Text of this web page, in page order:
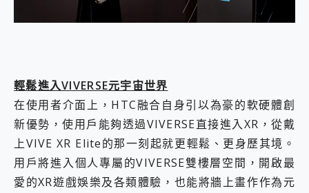
輕鬆進入VIVERSE元宇宙世界
在使用者介面上，HTC融合自身引以為豪的軟硬體創
新優勢，使用戶能夠透過VIVERSE直接進入XR，從戴
上VIVE XR Elite的那一刻起就更輕鬆、更身歷其境。
用戶將進入個人專屬的VIVERSE雙樓層空間，開啟最
愛的XR遊戲娛樂及各類體驗，也能將牆上畫作作為元